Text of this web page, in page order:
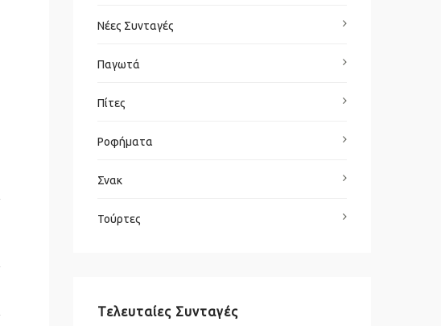
Νέες Συνταγές
Παγωτά
Πίτες
Ροφήματα
Σνακ
Τούρτες
Τελευταίες Συνταγές